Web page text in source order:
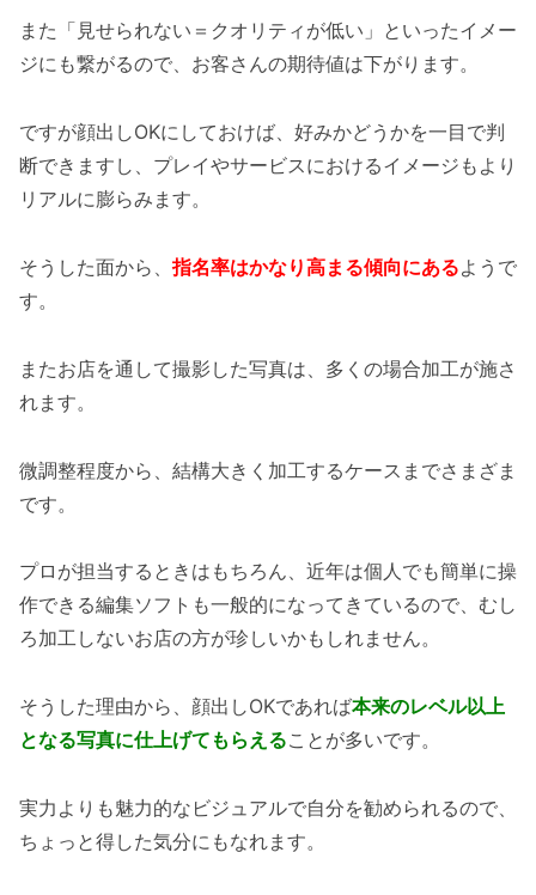
また「見せられない＝クオリティが低い」といったイメー
ジにも繋がるので、お客さんの期待値は下がります。
ですが顔出しOKにしておけば、好みかどうかを一目で判
断できますし、プレイやサービスにおけるイメージもより
リアルに膨らみます。
そうした面から、指名率はかなり高まる傾向にあるようで
す。
またお店を通して撮影した写真は、多くの場合加工が施さ
れます。
微調整程度から、結構大きく加工するケースまでさまざま
です。
プロが担当するときはもちろん、近年は個人でも簡単に操
作できる編集ソフトも一般的になってきているので、むし
ろ加工しないお店の方が珍しいかもしれません。
そうした理由から、顔出しOKであれば本来のレベル以上
となる写真に仕上げてもらえることが多いです。
実力よりも魅力的なビジュアルで自分を勧められるので、
ちょっと得した気分にもなれます。